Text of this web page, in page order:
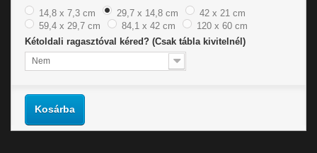
14,8 x 7,3 cm
29,7 x 14,8 cm
42 x 21 cm
59,4 x 29,7 cm
84,1 x 42 cm
120 x 60 cm
Kétoldali ragasztóval kéred? (Csak tábla kivitelnél)
Nem
Kosárba